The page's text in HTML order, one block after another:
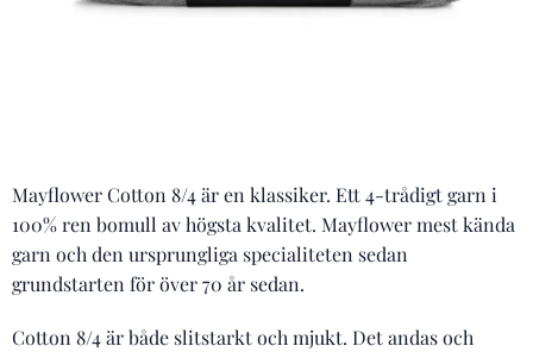
Mayflower Cotton 8/4 är en klassiker. Ett 4-trådigt garn i
100% ren bomull av högsta kvalitet. Mayflower mest kända
garn och den ursprungliga specialiteten sedan
grundstarten för över 70 år sedan.
Cotton 8/4 är både slitstarkt och mjukt. Det andas och